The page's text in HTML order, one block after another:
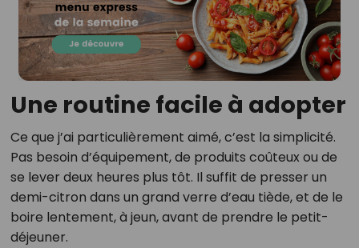
Une routine facile à adopter
Ce que j’ai particulièrement aimé, c’est la simplicité.
Pas besoin d’équipement, de produits coûteux ou de
se lever deux heures plus tôt. Il suffit de presser un
demi-citron dans un grand verre d’eau tiède, et de le
boire lentement, à jeun, avant de prendre le petit-
déjeuner.